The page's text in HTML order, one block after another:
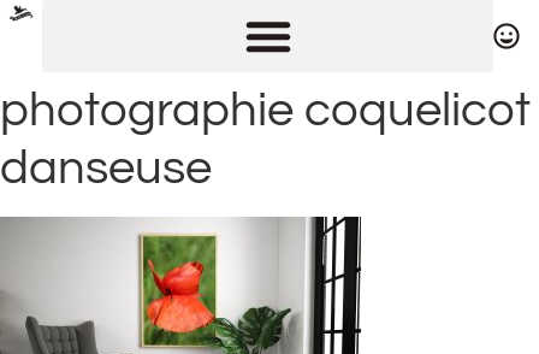
photographie coquelicot
danseuse